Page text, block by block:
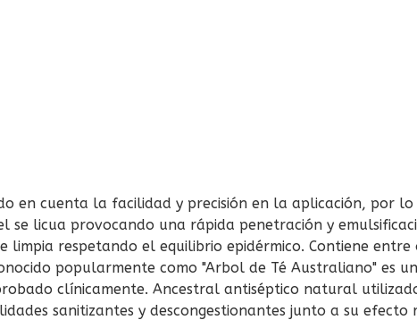
en cuenta la facilidad y precisión en la aplicación, por
licua provocando una rápida penetración y
respetando el equilibrio epidérmico. Contiene entre
popularmente como "Arbol de Té Australiano" es
clínicamente. Ancestral antiséptico natural
sanitizantes y descongestionantes junto a su efecto